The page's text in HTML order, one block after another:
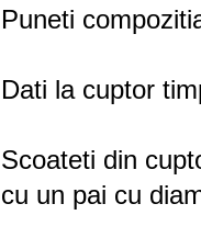
Puneti
Dati la cuptor
Scoateti din
cu un pai cu